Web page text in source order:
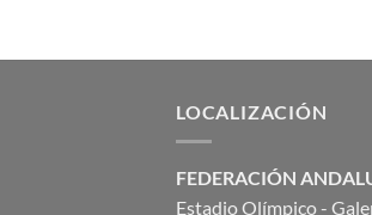
LOCALIZACIÓN
FEDERACIÓN
Estadio Olímpico -